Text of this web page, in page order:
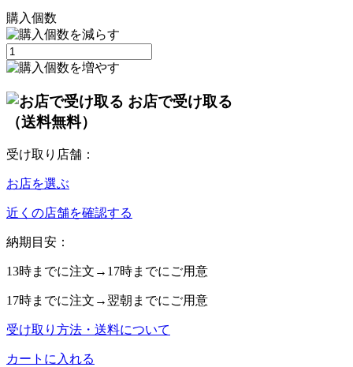
購入個数
お店で受け取る
（送料無料）
受け取り店舗：
お店を選ぶ
近くの店舗を確認する
納期目安：
13時までに注文→ 17時までにご用意
17時までに注文→ 翌朝 までにご用意
受け取り方法・送料について
カートに入れる